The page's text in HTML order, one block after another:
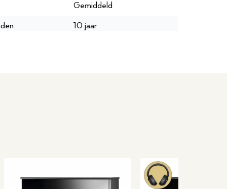
Gemiddeld
10 jaar